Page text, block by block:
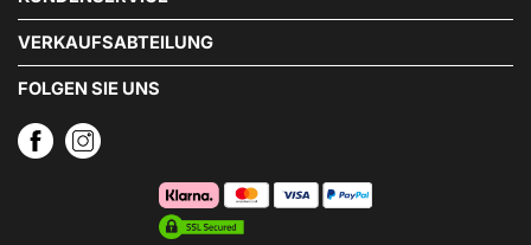
VERKAUFSABTEILUNG
FOLGEN SIE UNS